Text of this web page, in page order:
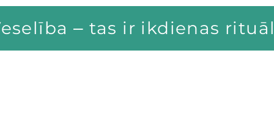
‒ tas ir ikdienas